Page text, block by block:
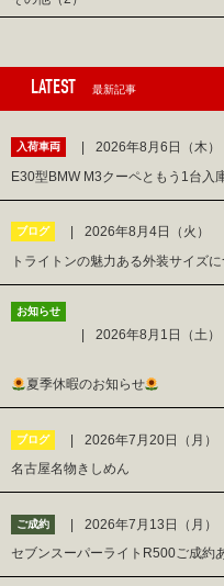
LATEST 最新記事
入荷車両
2026年8月6日（木）
E30型BMW M3クーペともう1台入
ブログ
2026年8月4日（火）
トライトンの魅力ある外装サイズ
お知らせ
2026年8月1日（土）
夏季休暇のお知らせ
ブログ
2026年7月20日（月）
名古屋名物きしめん
ご成約
2026年7月13日（月）
セブンスーパーライトR500ご成約